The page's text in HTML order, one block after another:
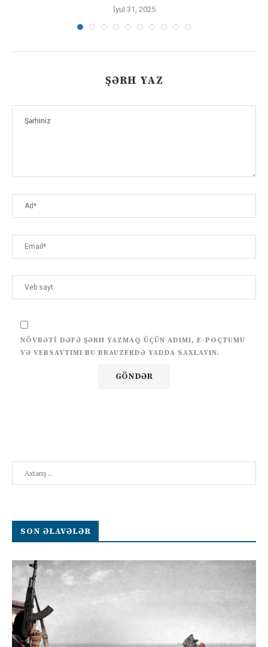
İyul 31, 2025
ŞƏRH YAZ
NÖVBƏTI DƏFƏ ŞƏRH YAZMAQ ÜÇÜN ADIMI, E-POÇTUMU
VƏ VEBSAYTIMI BU BRAUZERDƏ YADDA SAXLAYIN.
SON ƏLAVƏLƏR